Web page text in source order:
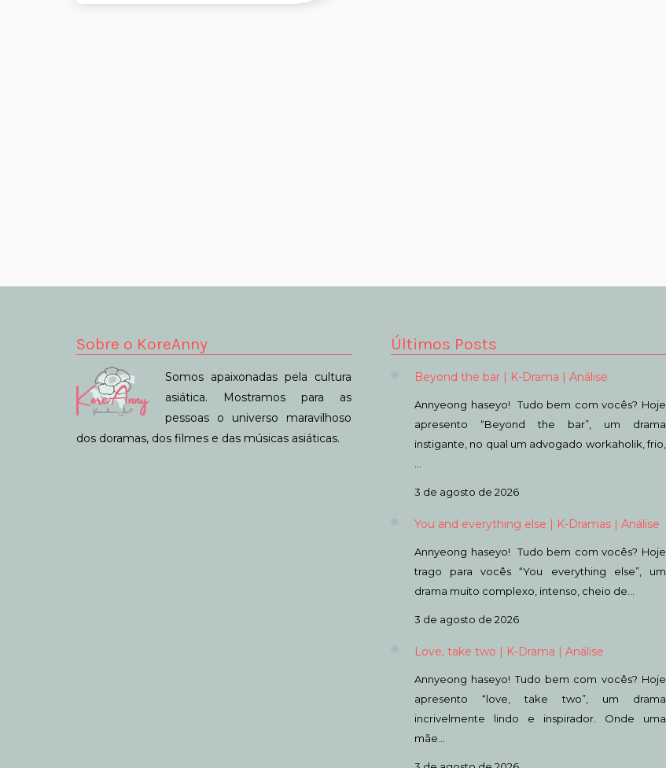
Sobre o KoreAnny
Somos apaixonadas pela cultura
asiática. Mostramos para as
pessoas o universo maravilhoso
dos doramas, dos filmes e das músicas asiáticas.
Últimos Posts
Beyond the bar | K-Drama | Análise
Annyeong haseyo! Tudo bem com vocês? Hoje
apresento “Beyond the bar”, um drama
instigante, no qual um advogado workaholik, frio,
3 de agosto de 2026
You and everything else | K-Dramas | Análise
Annyeong haseyo! Tudo bem com vocês? Hoje
trago para vocês “You everything else”, um
drama muito complexo, intenso, cheio de…
3 de agosto de 2026
Love, take two | K-Drama | Análise
Annyeong haseyo! Tudo bem com vocês? Hoje
apresento “love, take two”, um drama
incrivelmente lindo e inspirador. Onde uma
mãe…